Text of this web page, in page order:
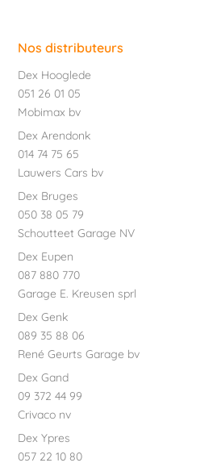
Nos distributeurs
Dex Hooglede
051 26 01 05
Mobimax bv
Dex Arendonk
014 74 75 65
Lauwers Cars bv
Dex Bruges
050 38 05 79
Schoutteet Garage NV
Dex Eupen
087 880 770
Garage E. Kreusen sprl
Dex Genk
089 35 88 06
René Geurts Garage bv
Dex Gand
09 372 44 99
Crivaco nv
Dex Ypres
057 22 10 80